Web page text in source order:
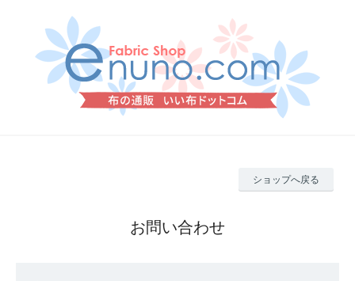
ショップへ戻る
お問い合わせ